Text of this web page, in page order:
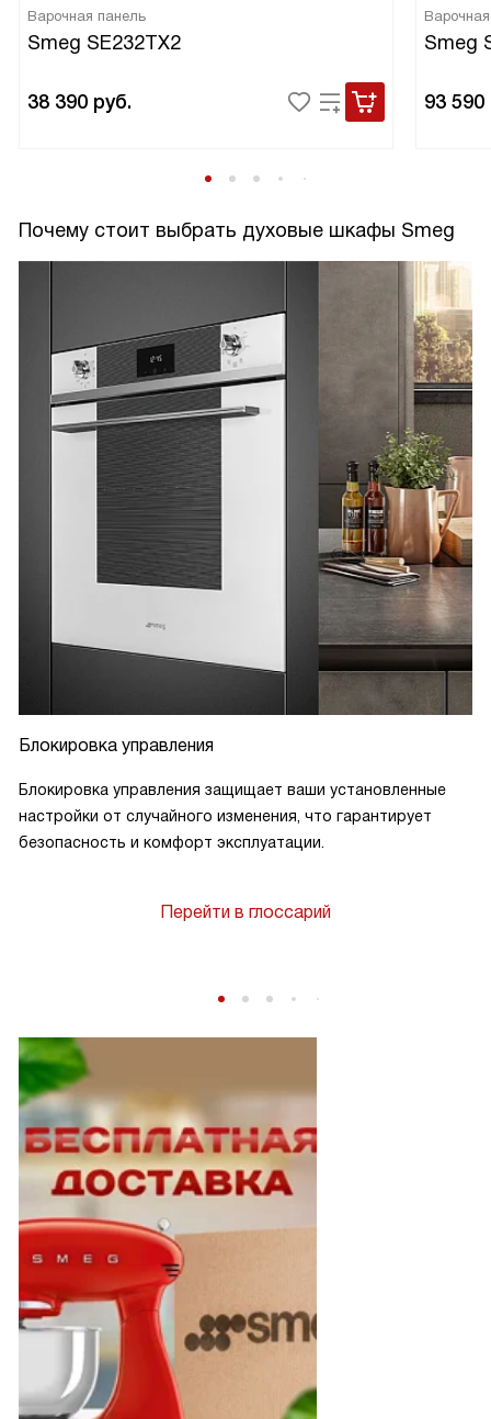
Варочная панель
Smeg SE232TX2
38 390 руб.
Smeg
93 590
Почему стоит выбрать духовые шкафы Smeg
Блокировка управления
Блокировка управления защищает ваши установленные
настройки от случайного изменения, что гарантирует
безопасность и комфорт эксплуатации.
Перейти в глоссарий